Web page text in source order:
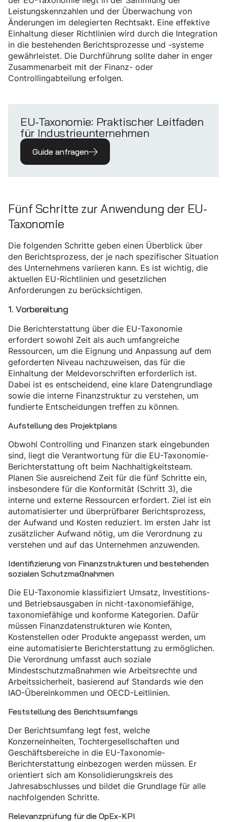
Leistungskennzahlen und der Überwachung von
Änderungen im delegierten Rechtsakt. Eine effektive
Einhaltung dieser Richtlinien wird durch die Integration
in die bestehenden Berichtsprozesse und -systeme
gewährleistet. Die Durchführung sollte daher in enger
Zusammenarbeit mit der Finanz- oder
Controllingabteilung erfolgen.
EU-Taxonomie: Praktischer Leitfaden
für Industrieunternehmen
Guide anfragen
Fünf Schritte zur Anwendung der EU-
Taxonomie
Die folgenden Schritte geben einen Überblick über
den Berichtsprozess, der je nach spezifischer Situation
des Unternehmens variieren kann. Es ist wichtig, die
aktuellen EU-Richtlinien und gesetzlichen
Anforderungen zu berücksichtigen.
1. Vorbereitung
Die Berichterstattung über die EU-Taxonomie
erfordert sowohl Zeit als auch umfangreiche
Ressourcen, um die Eignung und Anpassung auf dem
geforderten Niveau nachzuweisen, das für die
Einhaltung der Meldevorschriften erforderlich ist.
Dabei ist es entscheidend, eine klare Datengrundlage
sowie die interne Finanzstruktur zu verstehen, um
fundierte Entscheidungen treffen zu können.
Aufstellung des Projektplans
Obwohl Controlling und Finanzen stark eingebunden
sind, liegt die Verantwortung für die EU-Taxonomie-
Berichterstattung oft beim Nachhaltigkeitsteam.
Planen Sie ausreichend Zeit für die fünf Schritte ein,
insbesondere für die Konformität (Schritt 3), die
interne und externe Ressourcen erfordert. Ziel ist ein
automatisierter und überprüfbarer Berichtsprozess,
der Aufwand und Kosten reduziert. Im ersten Jahr ist
zusätzlicher Aufwand nötig, um die Verordnung zu
verstehen und auf das Unternehmen anzuwenden.
Identifizierung von Finanzstrukturen und bestehenden
sozialen Schutzmaßnahmen
Die EU-Taxonomie klassifiziert Umsatz, Investitions-
und Betriebsausgaben in nicht-taxonomiefähige,
taxonomiefähige und konforme Kategorien. Dafür
müssen Finanzdatenstrukturen wie Konten,
Kostenstellen oder Produkte angepasst werden, um
eine automatisierte Berichterstattung zu ermöglichen.
Die Verordnung umfasst auch soziale
Mindestschutzmaßnahmen wie Arbeitsrechte und
Arbeitssicherheit, basierend auf Standards wie den
IAO-Übereinkommen und OECD-Leitlinien.
Feststellung des Berichtsumfangs
Der Berichtsumfang legt fest, welche
Konzerneinheiten, Tochtergesellschaften und
Geschäftsbereiche in die EU-Taxonomie-
Berichterstattung einbezogen werden müssen. Er
orientiert sich am Konsolidierungskreis des
Jahresabschlusses und bildet die Grundlage für alle
nachfolgenden Schritte.
Relevanzprüfung für die OpEx-KPI